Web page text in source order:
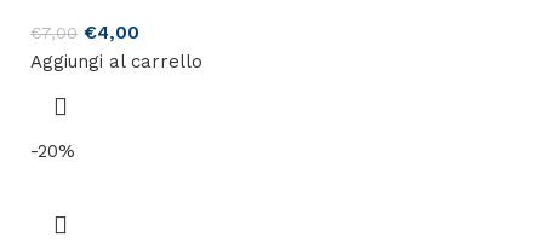
€7,00 €4,00
Aggiungi al carrello
-20%